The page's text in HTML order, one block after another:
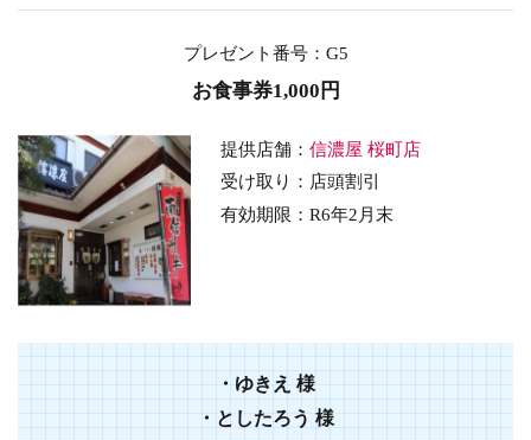
プレゼント番号：G5
お食事券1,000円
提供店舗：信濃屋 桜町店
受け取り：店頭割引
有効期限：R6年2 月末
・ゆきえ様
・としたろう様